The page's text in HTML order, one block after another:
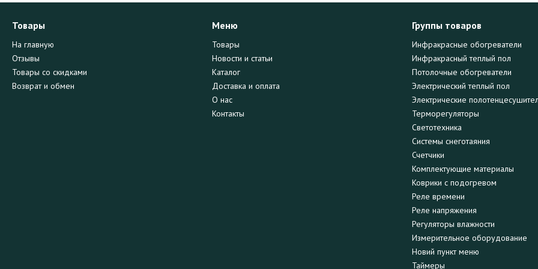
Товары
На главную
Отзывы
Товары со скидками
Возврат и обмен
Меню
Товары
Новости и статьи
Каталог
Доставка и оплата
О нас
Контакты
Группы товаров
Инфракрасные обогреватели
Инфракрасный теплый пол
Потолочные обогреватели
Электрический теплый пол
Электрические
Терморегуляторы
Светотехника
Системы снеготаяния
Счетчики
Комплектующие материалы
Коврики с подогревом
Реле времени
Реле напряжения
Регуляторы влажности
Измерительное оборудование
Новий пункт меню
Таймеры